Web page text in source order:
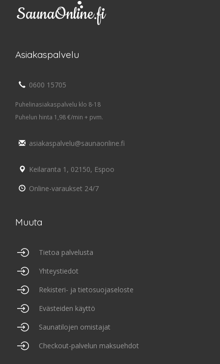
Asiakaspalvelu
0600 15705
Puhelinasiakaspalvelu klo 8-18
Puhelun hinta 1,98 €/min + pvm.
asiakaspalvelu@saunaonline.fi
Keilaranta 1, 02150, Espoo
Online-varaukset 24/7
Muuta
Tietoa palvelusta
Yhteystiedot
Rekisteri- ja tietosuojaseloste
Evästeiden käyttö
Saunatilojen omistajat
Checkout-palvelun maksuehdot